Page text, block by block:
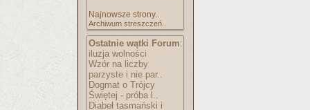
Najnowsze strony..
Archiwum streszczeń..
Ostatnie wątki Forum:
iluzja wolności
Wzór na liczby
parzyste i nie par..
Dogmat o Trójcy
Świętej - próba l..
Diabeł tasmański i